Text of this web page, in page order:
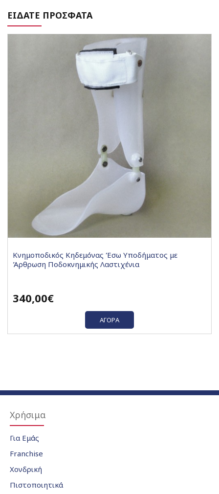
ΕΙΔΑΤΕ ΠΡΟΣΦΑΤΑ
Κνημοποδικός Κηδεμόνας Έσω Υποδήματος με
Άρθρωση Ποδοκνημικής Λαστιχένια
340,00€
ΑΓΟΡΆ
Χρήσιμα
Για Εμάς
Franchise
Χονδρική
Πιστοποιητικά